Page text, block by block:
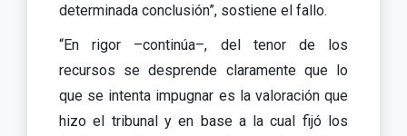
determinada conclusión”, sostiene el fallo.
“En rigor –continúa–, del tenor de los
recursos se desprende claramente que lo
que se intenta impugnar es la valoración que
hizo el tribunal y en base a la cual fijó los